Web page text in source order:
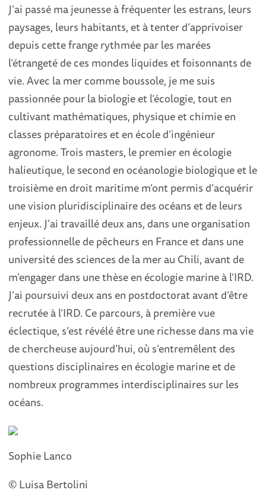
J’ai passé ma jeunesse à fréquenter les estrans, leurs
paysages, leurs habitants, et à tenter d’apprivoiser
depuis cette frange rythmée par les marées
l’étrangeté de ces mondes liquides et foisonnants de
vie. Avec la mer comme boussole, je me suis
passionnée pour la biologie et l’écologie, tout en
cultivant mathématiques, physique et chimie en
classes préparatoires et en école d’ingénieur
agronome. Trois masters, le premier en écologie
halieutique, le second en océanologie biologique et le
troisième en droit maritime m’ont permis d’acquérir
une vision pluridisciplinaire des océans et de leurs
enjeux. J’ai travaillé deux ans, dans une organisation
professionnelle de pêcheurs en France et dans une
université des sciences de la mer au Chili, avant de
m’engager dans une thèse en écologie marine à l’IRD.
J’ai poursuivi deux ans en postdoctorat avant d’être
recrutée à l’IRD. Ce parcours, à première vue
éclectique, s’est révélé être une richesse dans ma vie
de chercheuse aujourd’hui, où s’entremêlent des
questions disciplinaires en écologie marine et de
nombreux programmes interdisciplinaires sur les
océans.
Sophie Lanco
© Luisa Bertolini